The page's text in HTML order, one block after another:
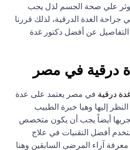
علي صحة الجسم لذل يجب
الغدة الدرقية، لذلك قررنا
التفاصيل عن أفضل دكتور غدة
درقية في مصر
درقية في مصر يعتمد على عدة
إليها وهيا خبرة الطبيب
يجريها أيضاً يجب أن يكون متخصص
أفضل التقنيات في علاج
آراء المرضى السابقين وهنا